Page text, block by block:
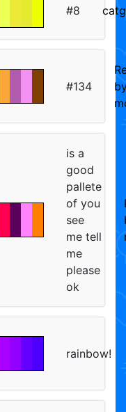
#8
#134
is a
good
pallete
of you
see
me tell
me
please
ok
rainbow!